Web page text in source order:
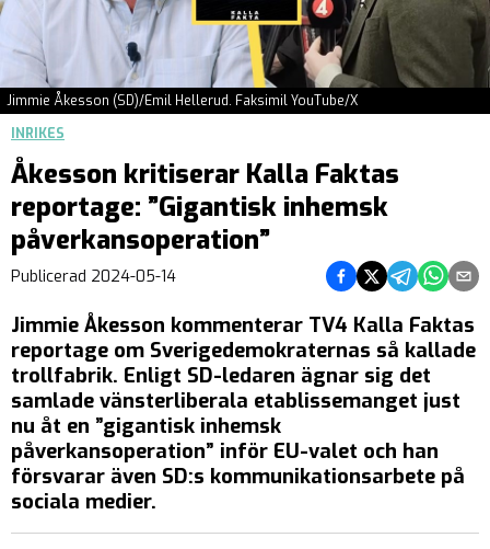
Jimmie Åkesson (SD)/Emil Hellerud. Faksimil YouTube/X
INRIKES
Åkesson kritiserar Kalla Faktas
reportage: ”Gigantisk inhemsk
påverkansoperation”
Publicerad 2024-05-14 Dela på Facebook
Dela på Twitter
Dela påDela på
Dela
Jimmie Åkesson kommenterar TV4 Kalla Faktas
reportage om Sverigedemokraternas så kallade
trollfabrik. Enligt SD-ledaren ägnar sig det
samlade vänsterliberala etablissemanget just
nu åt en ”gigantisk inhemsk
påverkansoperation” inför EU-valet och han
försvarar även SD:s kommunikationsarbete på
sociala medier.